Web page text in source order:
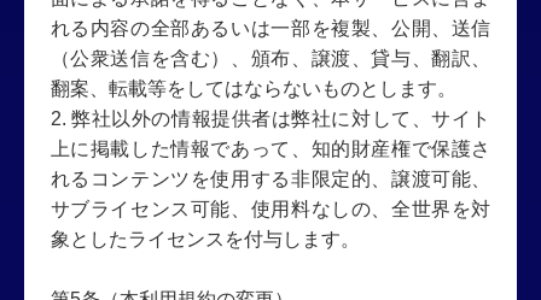
れる内容の全部あるいは一部を複製、公開、送信
（公衆送信を含む）、頒布、譲渡、貸与、翻訳、
翻案、転載等をしてはならないものとします。
2. 弊社以外の情報提供者は弊社に対して、サイト
上に掲載した情報であって、知的財産権で保護さ
れるコンテンツを使用する非限定的、譲渡可能、
サブライセンス可能、使用料なしの、全世界を対
象としたライセンスを付与します。